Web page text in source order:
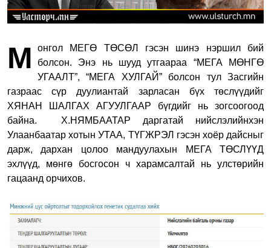
М
онгол МЕГӨ ТӨСӨЛ гэсэн шинэ нэршил бий
болсон. Энэ нь шууд утгаараа “МЕГА МӨНГӨ
УГААЛТ”, “МЕГА ХУЛГАЙ” болсон тул Засгийн
газраас сүр дуулиантай зарласан бүх төслүүдийг
ХЯНАН ШАЛГАХ АГУУЛГААР бүгдийг нь зогсоогоод
байна. Х.НЯМБААТАР даргатай нийслэлийнхэн
Улаанбаатар хотын УТАА, ТҮГЖРЭЛ гэсэн хоёр дайсныг
дарж, дархан цолоо мандуулахын МЕГА ТӨСЛҮҮД
эхлүүд, мөнгө босгосон ч харамсалтай нь улстөрийн
гацаанд орчихов.